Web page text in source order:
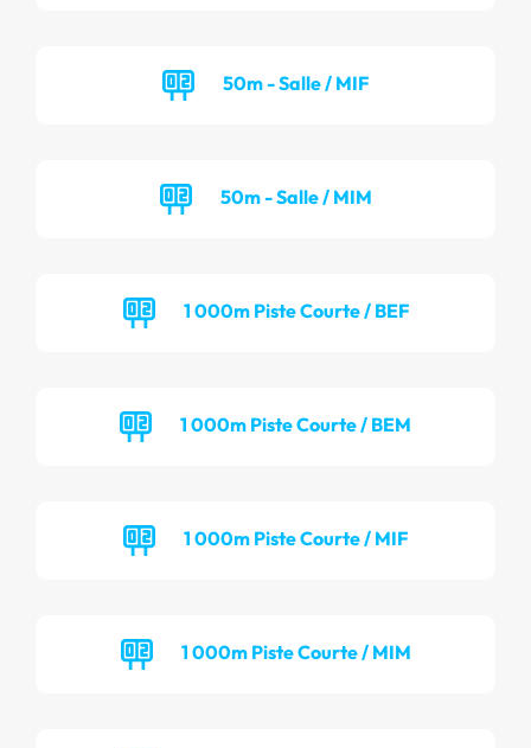
50m - Salle / MIF
50m - Salle / MIM
1 000m Piste Courte / BEF
1 000m Piste Courte / BEM
1 000m Piste Courte / MIF
1 000m Piste Courte / MIM